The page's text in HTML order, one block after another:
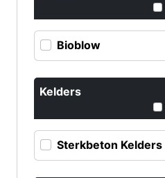
Bioblow
Kelders
Sterkbeton Kelders